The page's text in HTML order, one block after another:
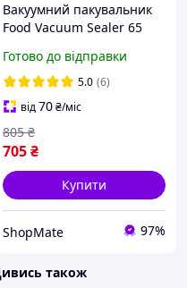
Вакуумний пакувальник
Food Vacuum Sealer 65
чорний
Готово до відправки
5.0 (6)
від70₴/міс
705₴
805 ₴
Купити
ShopMate 97%
також